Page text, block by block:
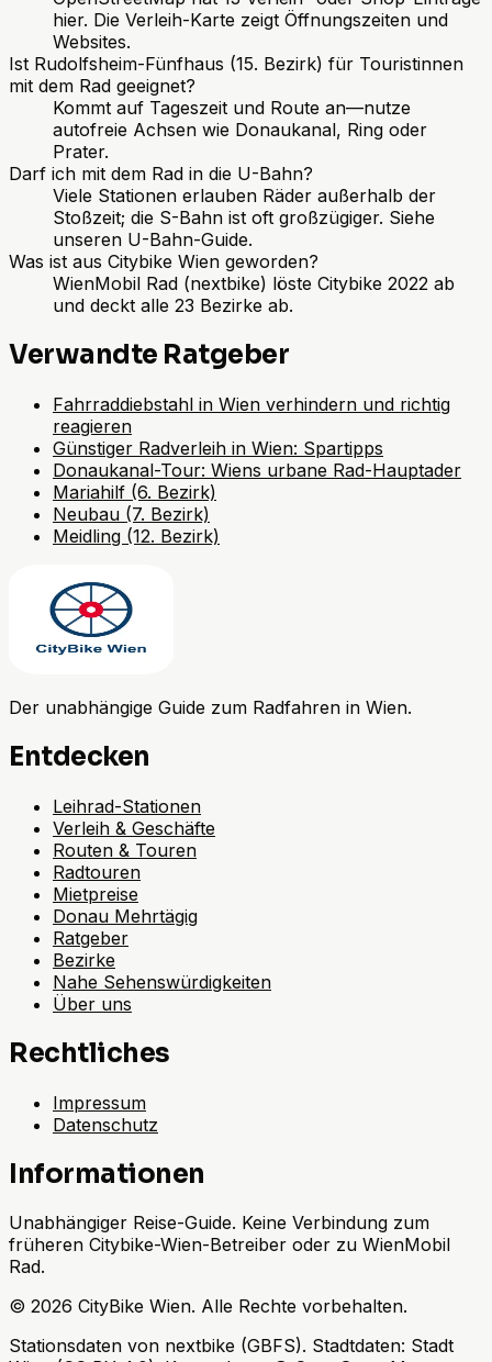
hier. Die Verleih-Karte zeigt Öffnungszeiten und
Websites.
Ist Rudolfsheim-Fünfhaus (15. Bezirk) für Touristinnen
mit dem Rad geeignet?
Kommt auf Tageszeit und Route an—nutze
autofreie Achsen wie Donaukanal, Ring oder
Prater.
Darf ich mit dem Rad in die U-Bahn?
Viele Stationen erlauben Räder außerhalb der
Stoßzeit; die S-Bahn ist oft großzügiger. Siehe
unseren U-Bahn-Guide.
Was ist aus Citybike Wien geworden?
WienMobil Rad (nextbike) löste Citybike 2022 ab
und deckt alle 23 Bezirke ab.
Verwandte Ratgeber
Fahrraddiebstahl in Wien verhindern und richtig
reagieren
Günstiger Radverleih in Wien: Spartipps
Donaukanal-Tour: Wiens urbane Rad-Hauptader
Mariahilf (6. Bezirk)
Neubau (7. Bezirk)
Meidling (12. Bezirk)
Der unabhängige Guide zum Radfahren in Wien.
Entdecken
Leihrad-Stationen
Verleih & Geschäfte
Routen & Touren
Radtouren
Mietpreise
Donau Mehrtägig
Ratgeber
Bezirke
Nahe Sehenswürdigkeiten
Über uns
Rechtliches
Impressum
Datenschutz
Informationen
Unabhängiger Reise-Guide. Keine Verbindung zum
früheren Citybike-Wien-Betreiber oder zu WienMobil
Rad.
© 2026 CityBike Wien. Alle Rechte vorbehalten.
Stationsdaten von nextbike (GBFS). Stadtdaten: Stadt